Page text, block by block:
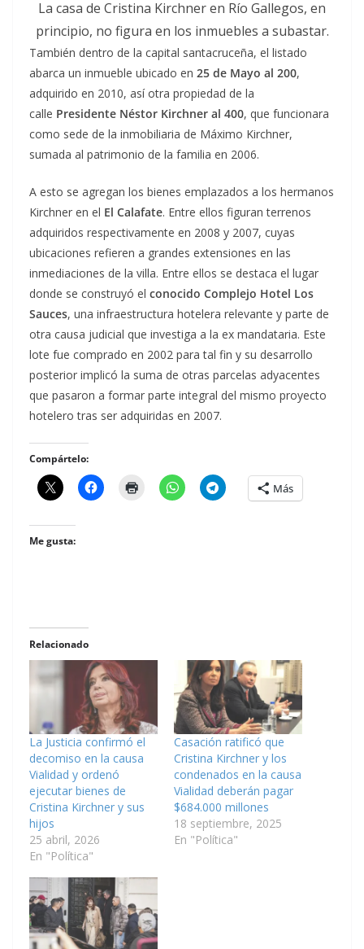
La casa de Cristina Kirchner en Río Gallegos, en
principio, no figura en los inmuebles a subastar.
También dentro de la capital santacruceña, el listado
abarca un inmueble ubicado en 25 de Mayo al 200,
adquirido en 2010, así otra propiedad de la
calle Presidente Néstor Kirchner al 400, que funcionara
como sede de la inmobiliaria de Máximo Kirchner,
sumada al patrimonio de la familia en 2006.
A esto se agregan los bienes emplazados a los hermanos
Kirchner en el El Calafate. Entre ellos figuran terrenos
adquiridos respectivamente en 2008 y 2007, cuyas
ubicaciones refieren a grandes extensiones en las
inmediaciones de la villa. Entre ellos se destaca el lugar
donde se construyó el conocido Complejo Hotel Los
Sauces, una infraestructura hotelera relevante y parte de
otra causa judicial que investiga a la ex mandataria. Este
lote fue comprado en 2002 para tal fin y su desarrollo
posterior implicó la suma de otras parcelas adyacentes
que pasaron a formar parte integral del mismo proyecto
hotelero tras ser adquiridas en 2007.
Compártelo:
Más
Me gusta:
Relacionado
La Justicia confirmó el
decomiso en la causa
Vialidad y ordenó
ejecutar bienes de
Cristina Kirchner y sus
hijos
25 abril, 2026
En "Política"
Casación ratificó que
Cristina Kirchner y los
condenados en la causa
Vialidad deberán pagar
$684.000 millones
18 septiembre, 2025
En "Política"